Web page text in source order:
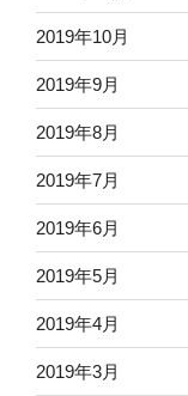
2019年10月
2019年9月
2019年8月
2019年7月
2019年6月
2019年5月
2019年4月
2019年3月